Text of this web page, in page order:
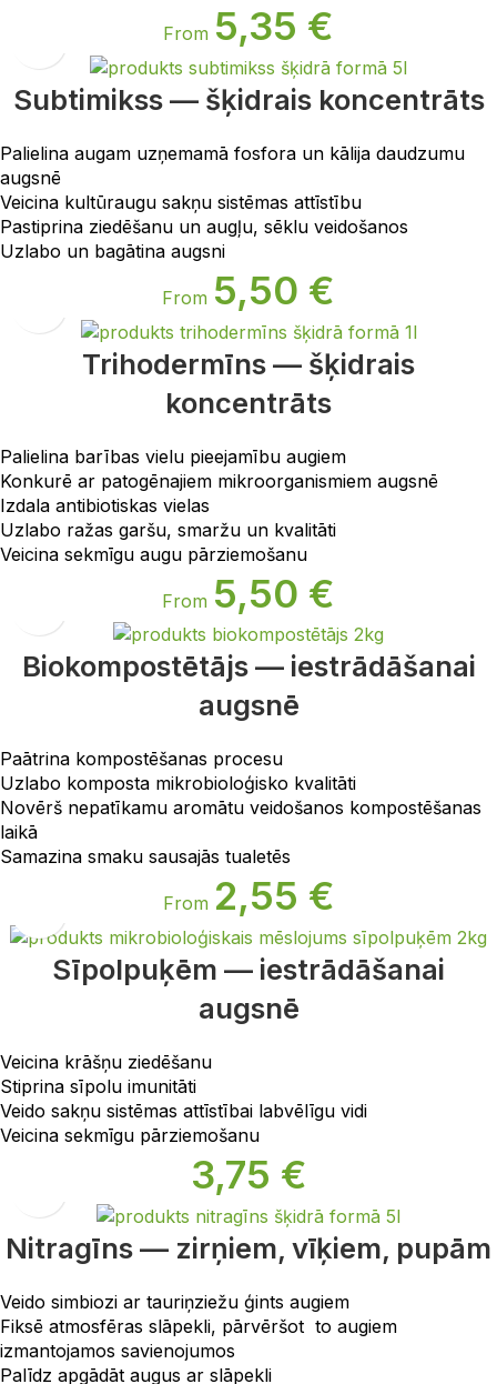
From 5,35 €
Subtimikss — šķidrais koncentrāts
Palielina augam uzņemamā fosfora un kālija daudzumu
augsnē
Veicina kultūraugu sakņu sistēmas attīstību
Pastiprina ziedēšanu un augļu, sēklu veidošanos
Uzlabo un bagātina augsni
From 5,50 €
Trihodermīns — šķidrais
koncentrāts
Palielina barības vielu pieejamību augiem
Konkurē ar patogēnajiem mikroorganismiem augsnē
Izdala antibiotiskas vielas
Uzlabo ražas garšu, smaržu un kvalitāti
Veicina sekmīgu augu pārziemošanu
From 5,50 €
Biokompostētājs — iestrādāšanai
augsnē
Paātrina kompostēšanas procesu
Uzlabo komposta mikrobioloģisko kvalitāti
Novērš nepatīkamu aromātu veidošanos kompostēšanas
laikā
Samazina smaku sausajās tualetēs
From 2,55 €
Sīpolpuķēm — iestrādāšanai
augsnē
Veicina krāšņu ziedēšanu
Stiprina sīpolu imunitāti
Veido sakņu sistēmas attīstībai labvēlīgu vidi
Veicina sekmīgu pārziemošanu
3,75 €
Nitragīns — zirņiem, vīķiem, pupām
Veido simbiozi ar tauriņziežu ģints augiem
Fiksē atmosfēras slāpekli, pārvēršot to augiem
izmantojamos savienojumos
Palīdz apgādāt augus ar slāpekli